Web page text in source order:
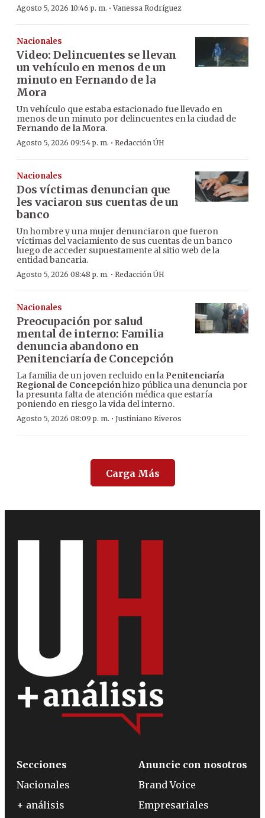
Agosto 5, 2026 10:46 p. m. ·Vanessa Rodríguez
Nacionales
Video: Delincuentes se llevan
un vehículo en menos de un
minuto en Fernando de la
Mora
Un vehículo que estaba estacionado fue llevado en
menos de un minuto por delincuentes en la ciudad de
Fernando de la Mora.
Agosto 5, 2026 09:54 p. m. · Redacción ÚH
Nacionales
Dos víctimas denuncian que
les vaciaron sus cuentas de un
banco
Un hombre y una mujer denunciaron que fueron
víctimas del vaciamiento de sus cuentas de un banco
luego de acceder supuestamente al sitio web de la
entidad bancaria.
Agosto 5, 2026 08:48 p. m. · Redacción ÚH
Nacionales
Preocupación por salud
mental de interno: Familia
denuncia abandono en
Penitenciaría de Concepción
La familia de un joven recluido en la Penitenciaría
Regional de Concepciónhizo pública una denuncia por
la presunta falta de atención médica que estaría
poniendo en riesgo la vida del interno.
Agosto 5, 2026 08:09 p. m. · Justiniano Riveros
Carga Más
Secciones
Nacionales
+ análisis
Anuncie con nosotros
Brand Voice
Empresariales